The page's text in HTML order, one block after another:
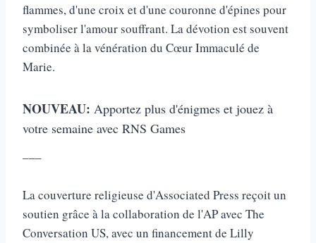
flammes, d'une croix et d'une couronne d'épines pour
symboliser l'amour souffrant. La dévotion est souvent
combinée à la vénération du Cœur Immaculé de
Marie.
NOUVEAU: Apportez plus d'énigmes et jouez à
votre semaine avec RNS Games
La couverture religieuse d'Associated Press reçoit un
soutien grâce à la collaboration de l'AP avec The
Conversation US, avec un financement de Lilly